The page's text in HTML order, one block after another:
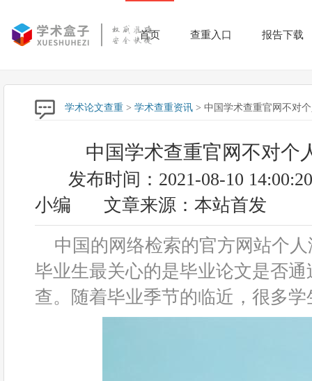
首页 查重入口 报告下载
学术论文查重 > 学术查重资讯 > 中国学术查重官网不对
中国学术查重官网不对个
发布时间：2021-08-10 14:00:20
小编
文章来源：本站首发
中国的网络检索的官方网站个
毕业生最关心的是毕业论文是否
查。随着毕业季节的临近，很多